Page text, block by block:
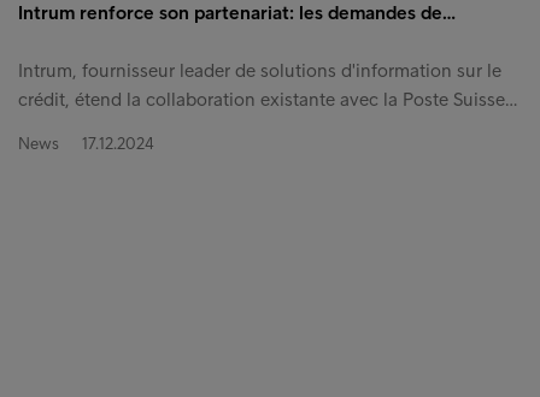
Intrum renforce son partenariat: les demandes de…
Intrum, fournisseur leader de solutions d'information sur le
crédit, étend la collaboration existante avec la Poste Suisse…
News 17.12.2024